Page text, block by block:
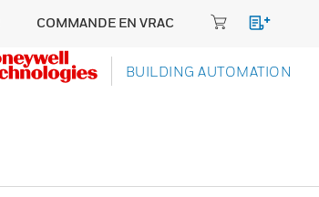
COMMANDE EN VRAC
BUILDING AUTOMATION